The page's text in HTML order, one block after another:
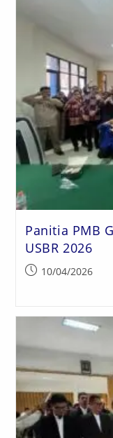
Panitia PMB
USBR 2026
10/04/2026